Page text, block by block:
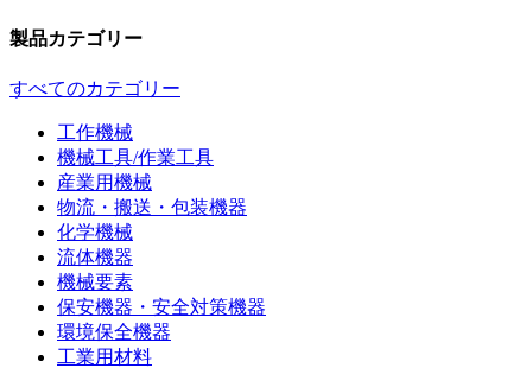
製品カテゴリー
すべてのカテゴリー
工作機械
機械工具/作業工具
産業用機械
物流・搬送・包装機器
化学機械
流体機器
機械要素
保安機器・安全対策機器
環境保全機器
工業用材料